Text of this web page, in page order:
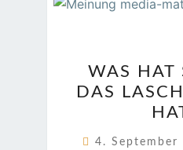
WAS HAT
DAS
4. September